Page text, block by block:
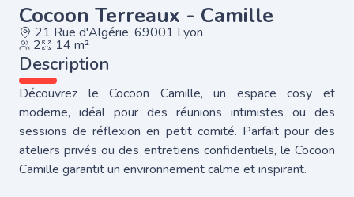
Cocoon Terreaux - Camille
21 Rue d'Algérie, 69001 Lyon
2 14 m²
Description
Découvrez le Cocoon Camille, un espace cosy et
moderne, idéal pour des réunions intimistes ou des
sessions de réflexion en petit comité. Parfait pour des
ateliers privés ou des entretiens confidentiels, le Cocoon
Camille garantit un environnement calme et inspirant.